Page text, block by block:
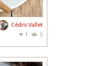
Cédric Vallet
1 3